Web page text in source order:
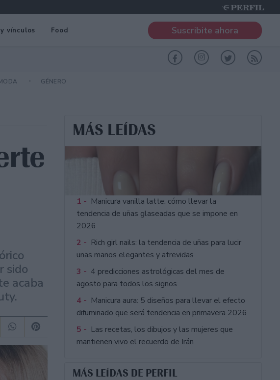
vínculos Food Suscribite ahora
GÉNERO
sido
acaba
MÁS LEÍDAS
1 - Manicura vanilla latte: cómo llevar la
tendencia de uñas glaseadas que se impone en
2026
2 - Rich girl nails: la tendencia de uñas para lucir
unas manos elegantes y atrevidas
3 - 4 predicciones astrológicas del mes de
agosto para todos los signos
4 - Manicura aura: 5 diseños para llevar el efecto
difuminado que será tendencia en primavera 2026
5 - Las recetas, los dibujos y las mujeres que
mantienen vivo el recuerdo de Irán
MÁS LEÍDAS DE PERFIL